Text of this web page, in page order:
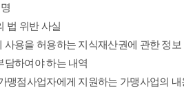
법 위반 사실
사용을 허용하는 지식재산권에 관한 정보
담하여야 하는 내역
맹점사업자에게 지원하는 가맹사업의 내